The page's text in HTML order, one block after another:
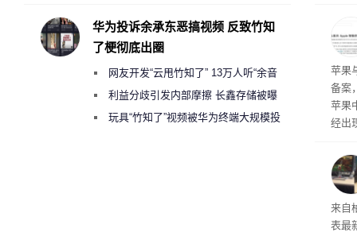
前受
保
了
苹果
备案
苹果
经出
内
来自
表最
华为投诉余承东恶搞视频 反致竹知
了梗彻底出圈
网友开发“云甩竹知了” 13万人听“余音
绕梁”利益分歧引发内部摩擦 长鑫存储被曝
曾将华为驻场工程师驱逐出研发基地
玩具“竹知了”视频被华为终端大规模投